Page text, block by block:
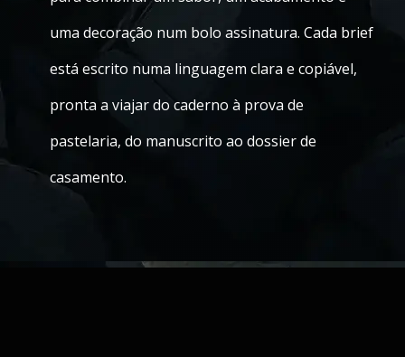
uma decoração num bolo assinatura. Cada brief
está escrito numa linguagem clara e copiável,
pronta a viajar do caderno à prova de
pastelaria, do manuscrito ao dossier de
casamento.